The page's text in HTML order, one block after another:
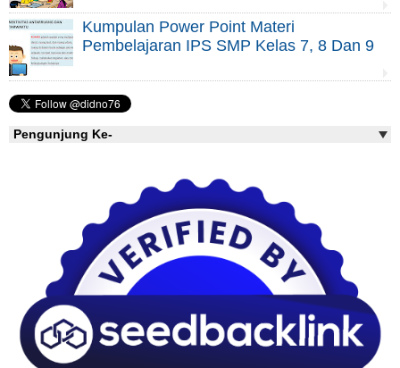
Kumpulan Power Point Materi
Pembelajaran IPS SMP Kelas 7, 8 Dan 9
Pengunjung Ke-